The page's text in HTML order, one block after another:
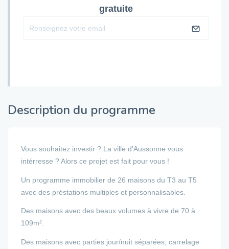
gratuite
Description du programme
Vous souhaitez investir ? La ville d'Aussonne vous
intérresse ? Alors ce projet est fait pour vous !
Un programme immobilier de 26 maisons du T3 au T5
avec des préstations multiples et personnalisables.
Des maisons avec des beaux volumes à vivre de 70 à
109m².
Des maisons avec parties jour/nuit séparées, carrelage